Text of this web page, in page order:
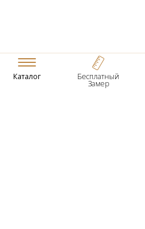
Каталог Бесплатный
Замер